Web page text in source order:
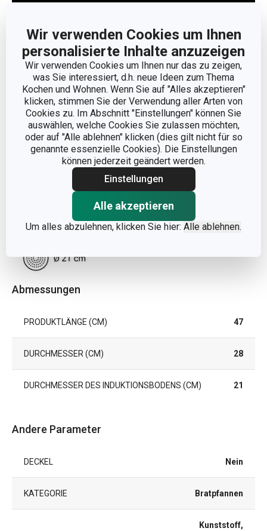
Wir verwenden Cookies um Ihnen
personalisierte Inhalte anzuzeigen
Wir verwenden Cookies um Ihnen nur das zu zeigen,
was Sie interessiert, d.h. neue Ideen zum Thema
Kochen und Wohnen. Wenn Sie auf "Alles akzeptieren"
klicken, stimmen Sie der Verwendung aller Arten von
Cookies zu. Im Abschnitt "Einstellungen" können Sie
auswählen, welche Cookies Sie zulassen möchten,
oder auf "Alle ablehnen" klicken (dies gilt nicht für so
genannte essenzielle Cookies). Die Einstellungen
können jederzeit geändert werden.
Einstellungen
Alle akzeptieren
Um alles abzulehnen, klicken Sie hier: Alle ablehnen.
Weniger anzeigen
Abmessungen
PRODUKTLÄNGE (CM) 47
DURCHMESSER (CM) 28
DURCHMESSER DES INDUKTIONSBODENS (CM) 21
Andere Parameter
DECKEL Nein
KATEGORIE Bratpfannen
Kunststoff,